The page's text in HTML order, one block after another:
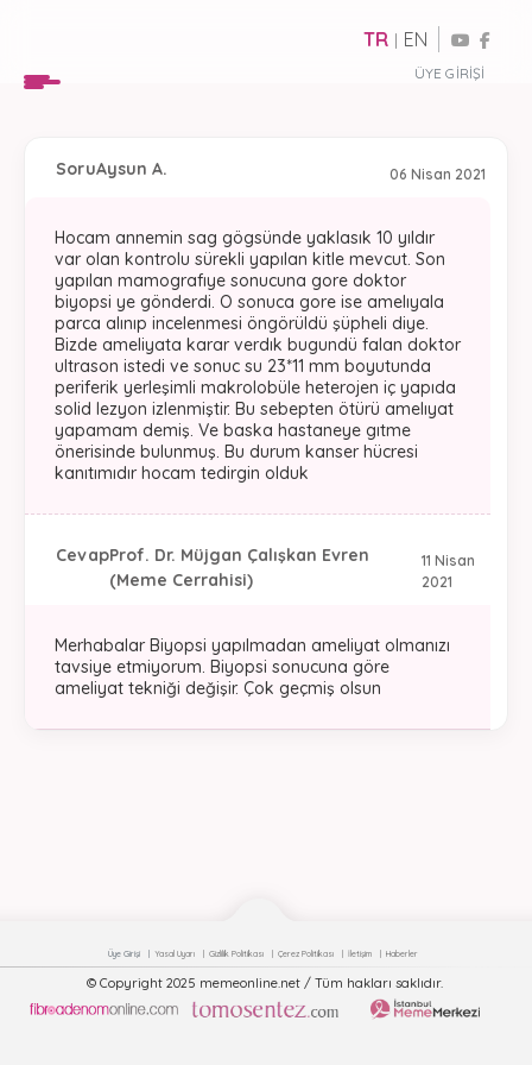
ÜYE GIRIŞI
TR | EN
06 Nisan 2021
SoruAysun A.
Hocam annemin sag gögsünde yaklasık 10 yıldır
var olan kontrolu sürekli yapılan kitle mevcut. Son
yapılan mamografıye sonucuna gore doktor
biyopsi ye gönderdi. O sonuca gore ise amelıyala
parca alınıp incelenmesi öngörüldü şüpheli diye.
Bizde ameliyata karar verdık bugundü falan doktor
ultrason istedi ve sonuc su 23*11 mm boyutunda
periferik yerleşimli makrolobüle heterojen iç yapıda
solid lezyon izlenmiştir. Bu sebepten ötürü amelıyat
yapamam demiş. Ve baska hastaneye gıtme
önerisinde bulunmuş. Bu durum kanser hücresi
kanıtımıdır hocam tedirgin olduk
11 Nisan
2021
CevapProf. Dr. Müjgan Çalışkan Evren
(Meme Cerrahisi)
Merhabalar Biyopsi yapılmadan ameliyat olmanızı
tavsiye etmiyorum. Biyopsi sonucuna göre
ameliyat tekniği değişir. Çok geçmiş olsun
Üye Girişi Yasal Uyarı Gizlilik Politikası Çerez Politikası İletişim Haberler
© Copyright 2025 memeonline.net / Tüm hakları saklıdır.